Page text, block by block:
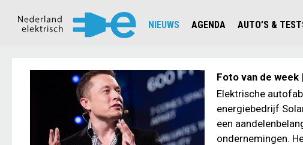
NIEUWS
CIJFERS EN STATISTIEKEN EV'S IN
AANMELDEN NIEUWSBRIEF
AGENDA
AUTO’S &
JOUW
Foto van de week
Elektrische
energiebedrijf
een
ondernemingen.